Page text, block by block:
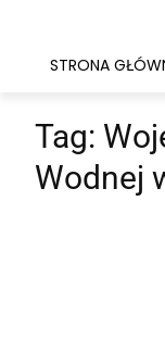
STRONA
Tag:
Wodnej